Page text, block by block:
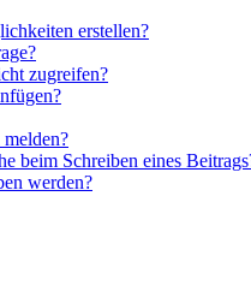
erstellen?
zugreifen?
beim Schreiben eines
werden?